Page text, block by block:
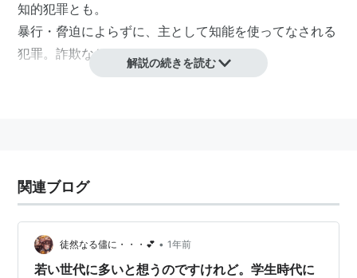
知的犯罪とも。
暴行・脅迫によらずに、主として知能を使ってなされる
犯罪。詐欺など。
解説の続きを読む
関連ブログ
徒然なる儘に・・・💕 • 1年前
若い世代に多いと想うのですけれど。学生時代に